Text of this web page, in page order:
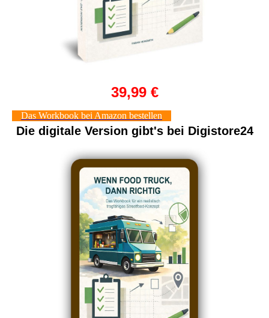
39,99 €
Das Workbook bei Amazon bestellen
Die digitale Version gibt's bei Digistore24